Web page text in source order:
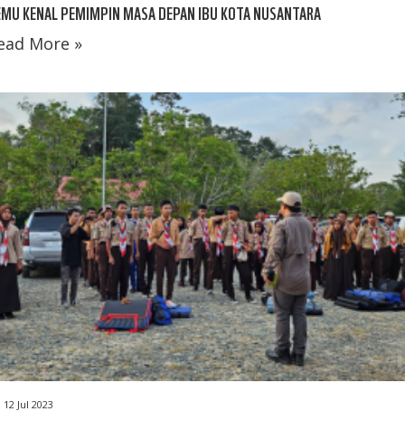
KENAL PEMIMPIN MASA DEPAN IBU KOTA NUSANTARA
More »
12 Jul 2023